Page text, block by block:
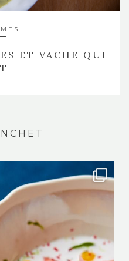
ET VACHE QUI